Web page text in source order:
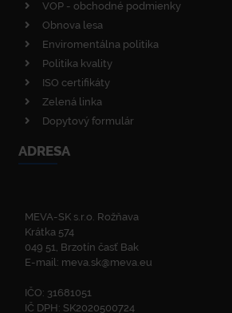
VOP - obchodné podmienky
Obnova lesa
Enviromentálna politika
Politika kvality
ISO certifikáty
Zelená linka
Dopytový formulár
ADRESA
MEVA-SK s.r.o. Rožňava
Krátka 574
049 51, Brzotín časť Bak
E-mail: meva.sk@meva.eu
IČO: 31681051
IČ DPH: SK2020500724